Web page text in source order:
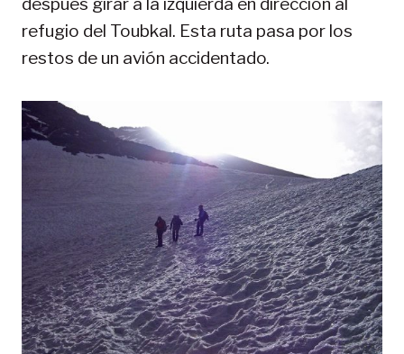
refugio del Toubkal. Esta ruta pasa por los
restos de un avión accidentado.